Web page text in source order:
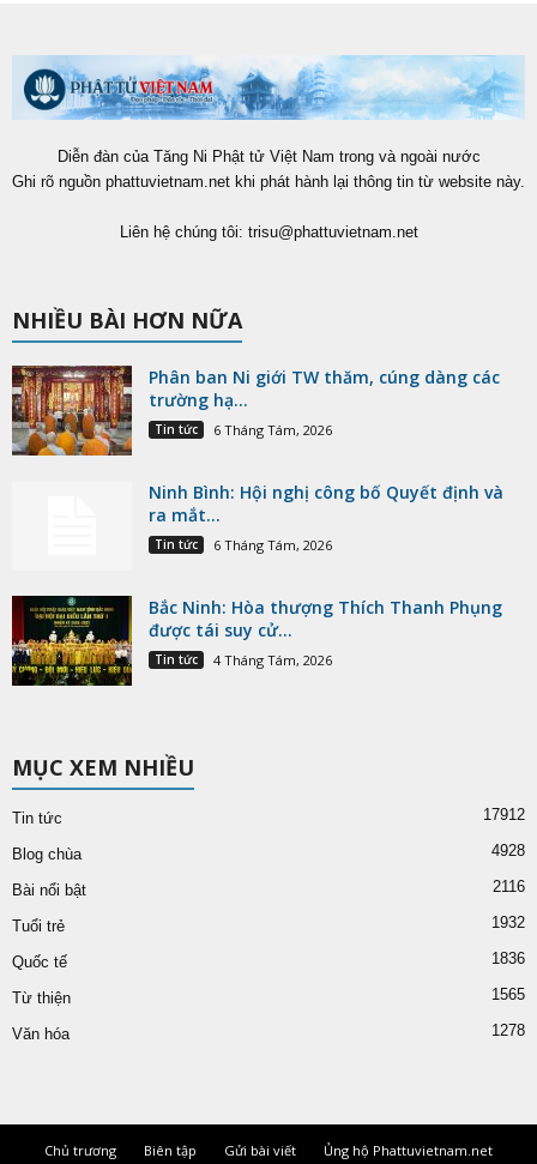
Diễn đàn của Tăng Ni Phật tử Việt Nam trong và ngoài nước
Ghi rõ nguồn phattuvietnam.net khi phát hành lại thông tin từ website này.
Liên hệ chúng tôi: trisu@phattuvietnam.net
NHIỀU BÀI HƠN NỮA
Phân ban Ni giới TW thăm, cúng dàng các
trường hạ...
Tin tức 6 Tháng Tám, 2026
Ninh Bình: Hội nghị công bố Quyết định và
ra mắt...
Tin tức 6 Tháng Tám, 2026
Bắc Ninh: Hòa thượng Thích Thanh Phụng
được tái suy cử...
Tin tức 4 Tháng Tám, 2026
MỤC XEM NHIỀU
Tin tức 17912
Blog chùa 4928
Bài nổi bật 2116
Tuổi trẻ 1932
Quốc tế 1836
Từ thiện 1565
Văn hóa 1278
Chủ trương Biên tập Gửi bài viết Ủng hộ Phattuvietnam.net